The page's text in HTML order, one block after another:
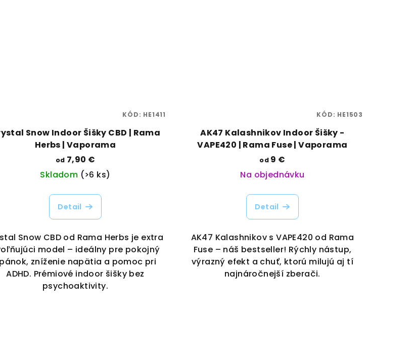
Snow Indoor Šišky CBD | Rama
Herbs | Vaporama
od 7,90 €
Skladom (>6 ks)
Detail
Snow CBD od Rama Herbs je extra
model – ideálny pre pokojný
zníženie napätia a pomoc pri
ADHD. Prémiové indoor šišky bez
psychoaktivity.
KÓD: HE1411
AK47 Kalashnikov Indoor Šišky -
VAPE420 | Rama Fuse | Vaporama
od 9 €
Na objednávku
Detail
AK47 Kalashnikov s VAPE420 od Rama
Fuse – náš bestseller! Rýchly nástup,
výrazný efekt a chuť, ktorú milujú aj tí
najnáročnejší zberači.
KÓD: HE1503